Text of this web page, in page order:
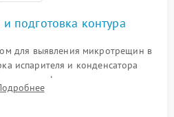
подготовка контура
для выявления микротрещин в
испарителя и конденсатора
старого фильтра-осушителя и
для устранения засоров.